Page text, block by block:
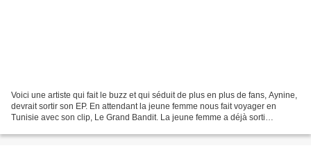
Voici une artiste qui fait le buzz et qui séduit de plus en plus de fans, Aynine,
devrait sortir son EP. En attendant la jeune femme nous fait voyager en
Tunisie avec son clip, Le Grand Bandit. La jeune femme a déjà sorti